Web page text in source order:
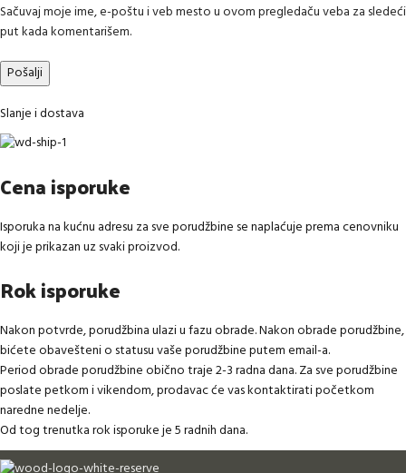
Sačuvaj moje ime, e-poštu i veb mesto u ovom pregledaču veba za sledeći
put kada komentarišem.
Slanje i dostava
Cena isporuke
Isporuka na kućnu adresu za sve porudžbine se naplaćuje prema cenovniku
koji je prikazan uz svaki proizvod.
Rok isporuke
Nakon potvrde, porudžbina ulazi u fazu obrade. Nakon obrade porudžbine,
bićete obavešteni o statusu vaše porudžbine putem email-a.
Period obrade porudžbine obično traje 2-3 radna dana. Za sve porudžbine
poslate petkom i vikendom, prodavac će vas kontaktirati početkom
naredne nedelje.
Od tog trenutka rok isporuke je 5 radnih dana.